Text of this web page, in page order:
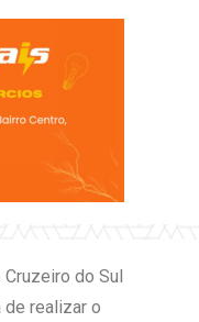
do Sul
de realizar o